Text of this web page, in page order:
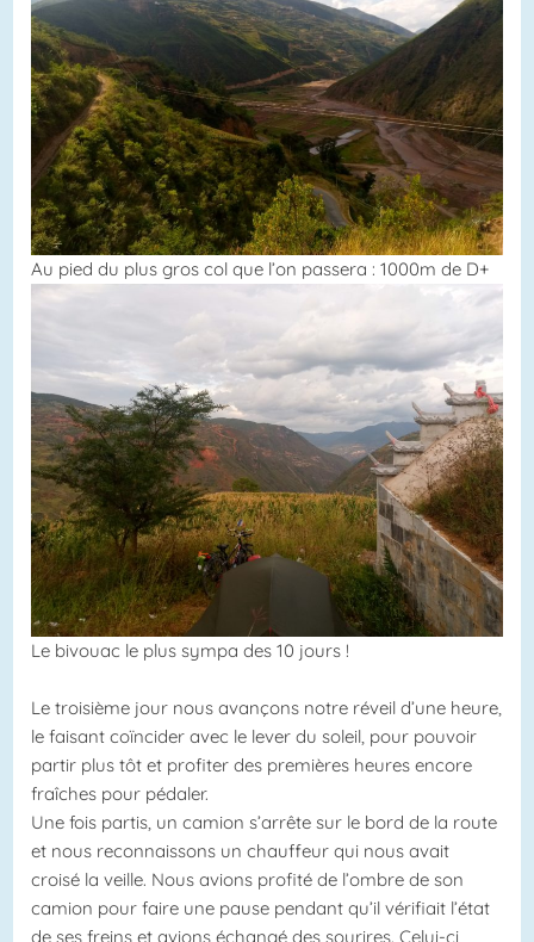
Au pied du plus gros col que l’on passera : 1000m de D+
Le bivouac le plus sympa des 10 jours !
Le troisième jour nous avançons notre réveil d’une heure,
le faisant coïncider avec le lever du soleil, pour pouvoir
partir plus tôt et profiter des premières heures encore
fraîches pour pédaler.
Une fois partis, un camion s’arrête sur le bord de la route
et nous reconnaissons un chauffeur qui nous avait
croisé la veille. Nous avions profité de l’ombre de son
camion pour faire une pause pendant qu’il vérifiait l’état
de ses freins et avions échangé des sourires. Celui-ci